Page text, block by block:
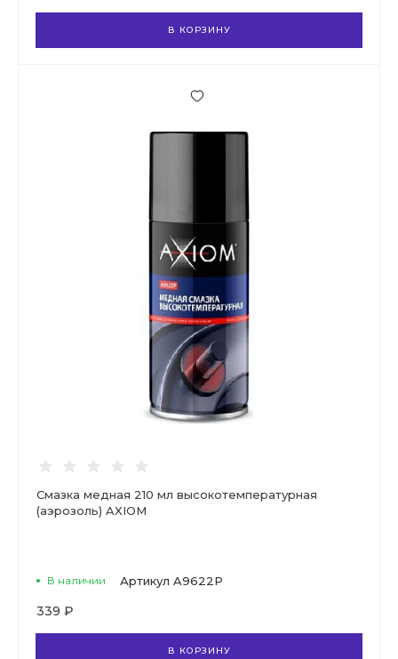
В КОРЗИНУ
Смазка медная 210 мл высокотемпературная
(аэрозоль) AXIOM
В наличии Артикул A9622P
339 ₽
В КОРЗИНУ